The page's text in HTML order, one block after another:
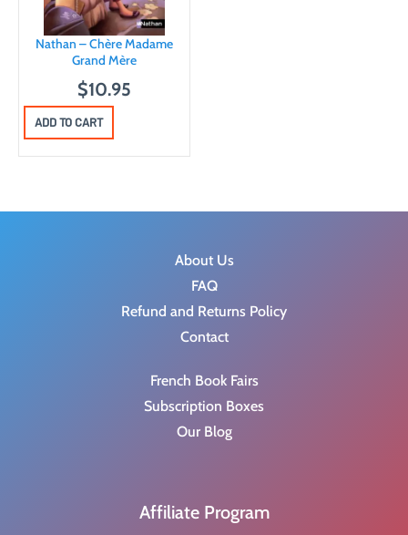
Nathan – Chère Madame
Grand Mère
$10.95
ADD TO CART
About Us
FAQ
Refund and Returns Policy
Contact
French Book Fairs
Subscription Boxes
Our Blog
Affiliate Program